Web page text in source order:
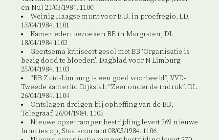
en Nu) 21/03/1984. 1100
Weinig Haagse munt voor B.B. in proefregio, LD,
13/04/1984. 1101
Kamerleden bezoeken BB in Margraten, DL
18/04/1984 1102
Geertsema kritiseert gesol met BB ‘Organisatie is
bezig dood te bloeden’. Dagblad voor N Limburg
25/04/1984. 1103
“BB Zuid-Limburg is een goed voorbeeld”, VVD-
Tweede kamerlid Dijkstal: “Zeer onder de indruk”. DL
26/04/1984. 1104
Ontslagen dreigen bij opheffing van de BB,
Telegraaf, 26/04/1984. 1105
Nieuwe opzet rampenbestrijding levert 269 nieuwe
functies op, Staatscourant 08/05/1984. 1106